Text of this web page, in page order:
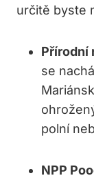
určitě byste
Přírodní
se
polní
NPP